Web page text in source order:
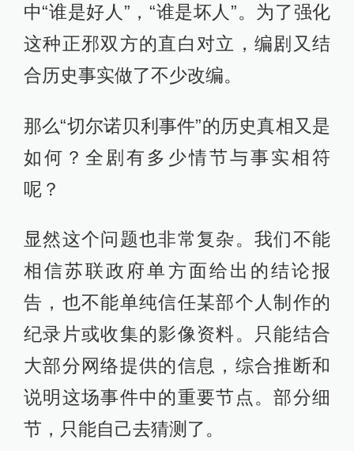
中“谁是好人”，“谁是坏人”。为了强化
这种正邪双方的直白对立，编剧又结
合历史事实做了不少改编。
那么“切尔诺贝利事件”的历史真相又是
如何？全剧有多少情节与事实相符
呢？
显然这个问题也非常复杂。我们不能
相信苏联政府单方面给出的结论报
告，也不能单纯信任某部个人制作的
纪录片或收集的影像资料。只能结合
大部分网络提供的信息，综合推断和
说明这场事件中的重要节点。部分细
节，只能自己去猜测了。